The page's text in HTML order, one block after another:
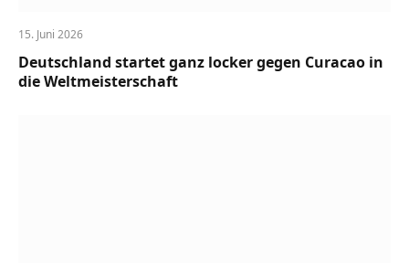
15. Juni 2026
Deutschland startet ganz locker gegen Curacao in
die Weltmeisterschaft